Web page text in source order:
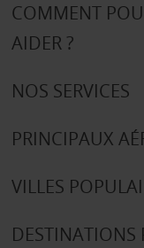
COMMENT
AIDER ?
NOS SERVICES
PRINCIPAUX
VILLES
DESTINATIONS